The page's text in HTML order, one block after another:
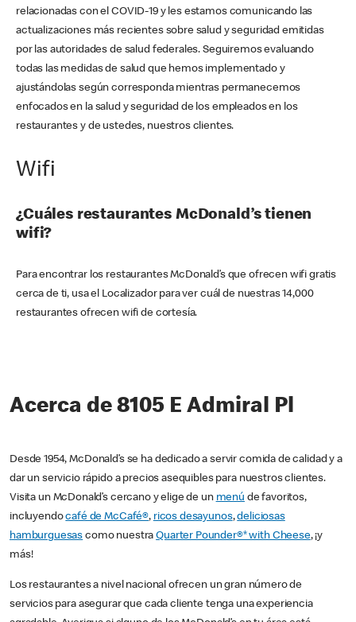
relacionadas con el COVID-19 y les estamos comunicando las
actualizaciones más recientes sobre salud y seguridad emitidas
por las autoridades de salud federales. Seguiremos evaluando
todas las medidas de salud que hemos implementado y
ajustándolas según corresponda mientras permanecemos
enfocados en la salud y seguridad de los empleados en los
restaurantes y de ustedes, nuestros clientes.
Wifi
¿Cuáles restaurantes McDonald’s tienen
wifi?
Para encontrar los restaurantes McDonald’s que ofrecen wifi gratis
cerca de ti, usa el Localizador para ver cuál de nuestras 14,000
restaurantes ofrecen wifi de cortesía.
Acerca de 8105 E Admiral Pl
Desde 1954, McDonald’s se ha dedicado a servir comida de calidad y a
dar un servicio rápido a precios asequibles para nuestros clientes.
Visita un McDonald’s cercano y elige de un menú de favoritos,
incluyendocafé de McCafé®, ricos desayunos,deliciosas
hamburguesas como nuestraQuarter Pounder®* with Cheese, ¡y
más!
Los restaurantes a nivel nacional ofrecen un gran número de
servicios para asegurar que cada cliente tenga una experiencia